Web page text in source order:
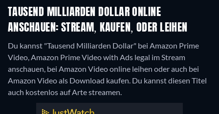
TAUSEND MILLIARDEN DOLLAR ONLINE
ANSCHAUEN: STREAM, KAUFEN, ODER LEIHEN
Du kannst "Tausend Milliarden Dollar" bei Amazon Prime
Video, Amazon Prime Video with Ads legal im Stream
anschauen, bei Amazon Video online leihen oder auch bei
Amazon Video als Download kaufen. Du kannst diesen Titel
auch kostenlos auf Arte streamen.